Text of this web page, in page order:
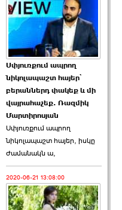
Աննա Վարդապետյանն
ուղերձ է հղել ›››
2026-06-25 23:21:00
Պաշտոնակռիվը սկսված
է. «Հրապարակ» ›››
Սփյուռքում ապրող
նիկոլապաշտ հայեր՝
բերաններդ փակեք և մի
վայրահաչեք. Ռազմիկ
Մարտիրոսյան
Սփյուռքում ապրող
նիկոլապաշտ հայեր, իսկը
ժամանակն ա,
2020-06-21 13:08:00